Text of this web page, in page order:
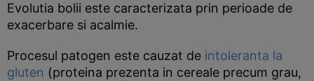
Evolutia bolii este caracterizata prin perioade de
exacerbare si acalmie.
Procesul patogen este cauzat de intoleranta la
gluten (proteina prezenta in cereale precum grau,